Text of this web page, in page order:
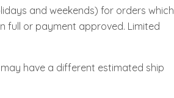
and weekends) for orders which
full or payment approved. Limited
have a different estimated ship